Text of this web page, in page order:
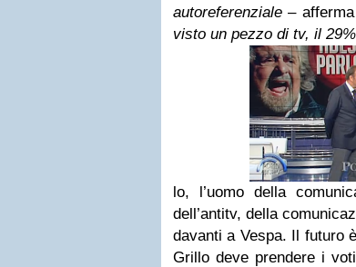
autoreferenziale – afferma
visto un pezzo di tv, il
lo, l’uomo della
dell’antitv, della
davanti a Vespa. Il futuro
Grillo deve prendere i